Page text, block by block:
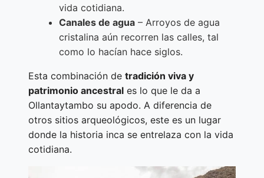
vida cotidiana.
Canales de agua – Arroyos de agua
cristalina aún recorren las calles, tal
como lo hacían hace siglos.
Esta combinación de tradición viva y
patrimonio ancestral es lo que le da a
Ollantaytambo su apodo. A diferencia de
otros sitios arqueológicos, este es un lugar
donde la historia inca se entrelaza con la vida
cotidiana.